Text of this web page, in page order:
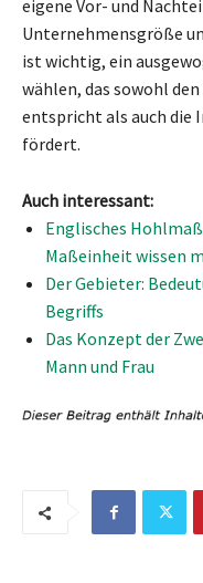
eigene Vor- und
Unternehmensgröße
ist wichtig, ein
wählen, das sowohl
entspricht als auch die
fördert.
Auch interessant:
Englisches
Maßeinheit wissen
Der Gebieter:
Begriffs
Das Konzept der
Mann und Frau